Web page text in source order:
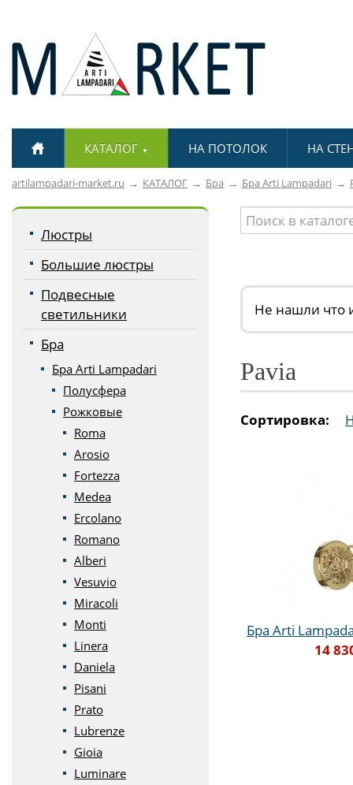
КАТАЛОГ ▼ НА ПОТОЛОК НА
artilampadari-market.ru КАТАЛОГ Бра Бра Arti Lampadari
Люстры
Большие люстры
Подвесные
светильники
Бра
Бра Arti Lampadari
Полусфера
Рожковые
Roma
Arosio
Fortezza
Medea
Ercolano
Romano
Alberi
Vesuvio
Miracoli
Monti
Linera
Daniela
Pisani
Prato
Lubrenze
Gioia
Luminare
Не нашли что
Pavia
Сортировка:
Бра Arti
14